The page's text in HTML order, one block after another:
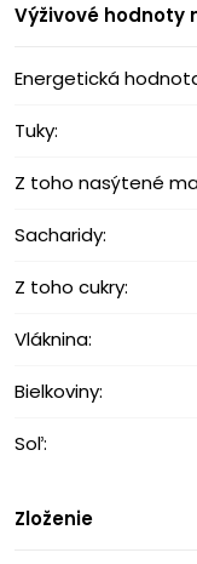
Výživové ​​hodnoty
Energetická
Tuky:
Z toho nasýtené
Sacharidy:
Z toho cukry:
Vláknina:
Bielkoviny:
Soľ:
Zloženie